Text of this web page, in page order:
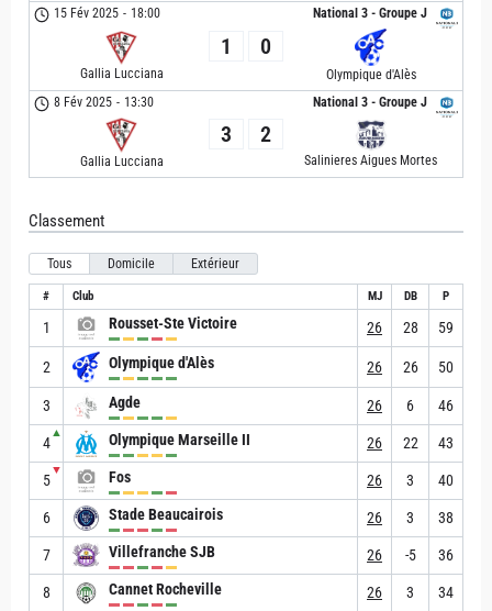
National 3 - Groupe J
15 Fév 2025 - 18:00
Gallia Lucciana
1 0
Olympique d'Alès
National 3 - Groupe J
8 Fév 2025 - 13:30
Gallia Lucciana
3 2
Salinieres Aigues Mortes
Classement
Tous Domicile Extérieur
# Club MJ DB P
1 Rousset-Ste Victoire 26 28 59
2 Olympique d'Alès 26 26 50
3 Agde 26 6 46
4
▲ Olympique Marseille II 26 22 43
5
▼ Fos 26 3 40
6 Stade Beaucairois 26 3 38
7 Villefranche SJB 26 -5 36
8 Cannet Rocheville 26 3 34